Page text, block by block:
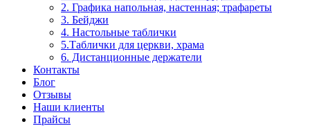
2. Графика напольная, настенная; трафареты
3. Бейджи
4. Настольные таблички
5.Таблички для церкви, храма
6. Дистанционные держатели
Контакты
Блог
Отзывы
Наши клиенты
Прайсы